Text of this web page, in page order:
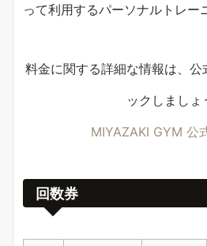
って利用するパーソナルトレー
料金に関する詳細な情報は、公
ックしましょ
MIYAZAKI GYM 公
回数券